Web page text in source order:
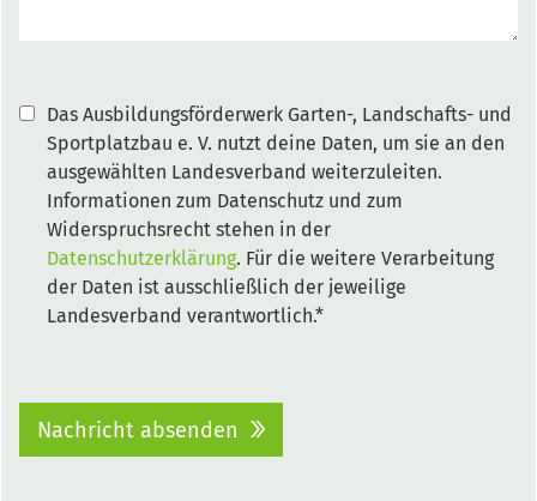
Das Ausbildungsförderwerk Garten-, Landschafts- und
Sportplatzbau e. V. nutzt deine Daten, um sie an den
ausgewählten Landesverband weiterzuleiten.
Informationen zum Datenschutz und zum
Widerspruchsrecht stehen in der
Datenschutzerklärung. Für die weitere Verarbeitung
der Daten ist ausschließlich der jeweilige
Landesverband verantwortlich.*
Nachricht absenden